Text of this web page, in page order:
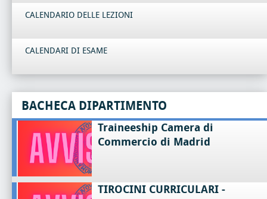
CALENDARIO DELLE LEZIONI
CALENDARI DI ESAME
BACHECA DIPARTIMENTO
Traineeship Camera di
Commercio di Madrid
TIROCINI CURRICULARI -